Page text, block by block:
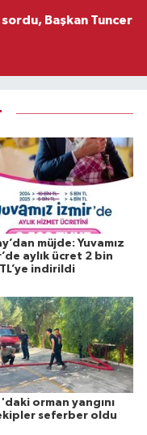
Başkan Tuncer
müjde: Yuvamız
aylık ücret 2 bin
indirildi
orman yangını
seferber oldu